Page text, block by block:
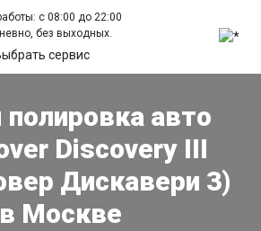
с 08:00 до 22:00
без выходных.
сервис
полировка авто
Discovery III
Дискавери 3)
в Москве